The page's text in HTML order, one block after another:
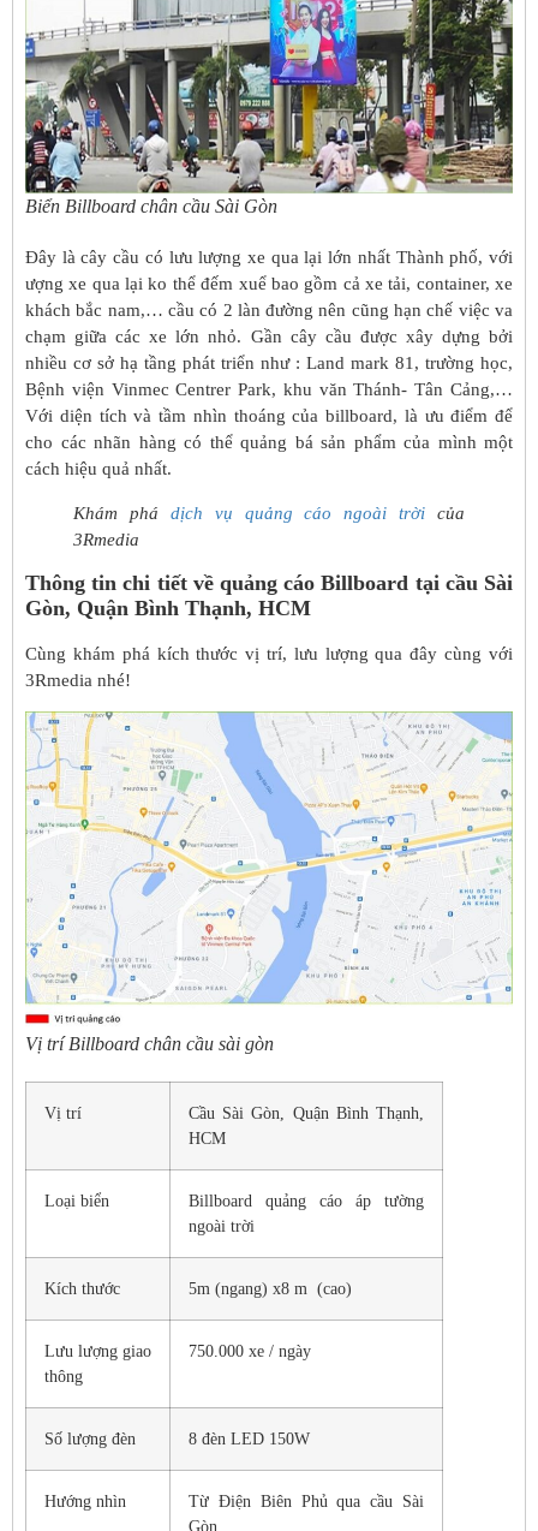
Biển Billboard chân cầu Sài Gòn
Đây là cây cầu có lưu lượng xe qua lại lớn nhất Thành phố, với
ượng xe qua lại ko thể đếm xuể bao gồm cả xe tải, container, xe
khách bắc nam,… cầu có 2 làn đường nên cũng hạn chế việc va
chạm giữa các xe lớn nhỏ. Gần cây cầu được xây dựng bởi
nhiều cơ sở hạ tầng phát triển như : Land mark 81, trường học,
Bệnh viện Vinmec Centrer Park, khu văn Thánh- Tân Cảng,…
Với diện tích và tầm nhìn thoáng của billboard, là ưu điểm để
cho các nhãn hàng có thể quảng bá sản phẩm của mình một
cách hiệu quả nhất.
Khám phá dịch vụ quảng cáo ngoài trời của
3Rmedia
Thông tin chi tiết về quảng cáo Billboard tại cầu Sài
Gòn, Quận Bình Thạnh, HCM
Cùng khám phá kích thước vị trí, lưu lượng qua đây cùng với
3Rmedia nhé!
Vị trí Billboard chân cầu sài gòn
Vị trí
Cầu Sài Gòn, Quận Bình Thạnh,
HCM
Loại biển
Billboard quảng cáo áp tường
ngoài trời
Kích thước 5m (ngang) x8 m (cao)
Lưu lượng giao
thông
750.000 xe / ngày
Số lượng đèn 8 đèn LED 150W
Hướng nhìn
Từ Điện Biên Phủ qua cầu Sài
Gòn